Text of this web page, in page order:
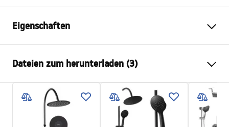
Eigenschaften
Farbe der Armatur
Chrome
Duschkabine Typ
Ecke
Glasfarbe
Transparent 4mm
Öffnungsmethode
Pendeltür
Dateien zum herunterladen (3)
Warunki bezpieczeństwa
WARUNKI BEZPIECZENSTWA KABINY DRZWI
PARAWANY.pdf